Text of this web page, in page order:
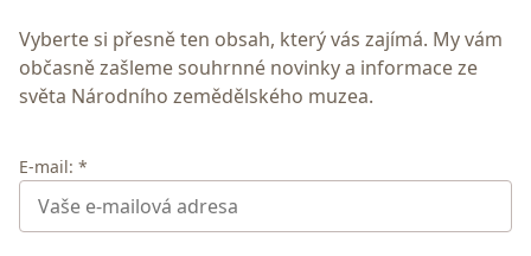
Vyberte si přesně ten obsah, který vás zajímá. My vám
občasně zašleme souhrnné novinky a informace ze
světa Národního zemědělského muzea.
E-mail: *